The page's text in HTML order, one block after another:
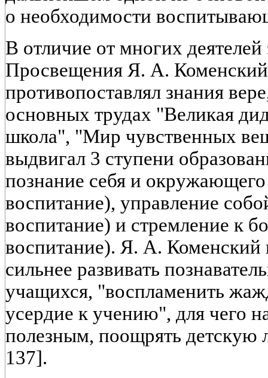
о необходимости
В отличие от многих
Просвещения Я. А.
противопоставлял знания
основных трудах "Великая
школа", "Мир чувственных
выдвигал 3 ступени
познание себя и
воспитание), управление
воспитание) и стремление к
воспитание). Я. А. Коменский
сильнее развивать
учащихся, "воспламенить
усердие к учению", для чего
полезным, поощрять детскую
137].